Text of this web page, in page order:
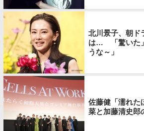
北川景子、朝ド
は… 「驚いた
うな～」
佐藤健「濡れ
菜と加藤清史郎